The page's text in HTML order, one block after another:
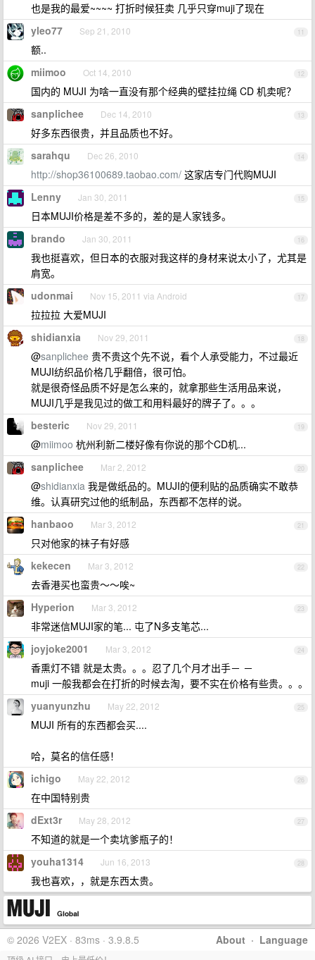
也是我的最爱~~~~ 打折时候狂卖 几乎只穿muji了现在
11
yleo77 Sep 21, 2010
额..
12
miimoo Oct 14, 2010
国内的 MUJI 为啥一直没有那个经典的壁挂拉绳 CD 机卖呢？
13
sanplichee Dec 14, 2010
好多东西很贵，并且品质也不好。
14
sarahqu Dec 26, 2010
http://shop36100689.taobao.com/ 这家店专门代购MUJI
15
Lenny Jan 30, 2011
日本MUJI价格是差不多的，差的是人家钱多。
16
brando Jan 30, 2011
我也挺喜欢，但日本的衣服对我这样的身材来说太小了，尤其是
肩宽。
17
udonmai Nov 15, 2011 via Android
拉拉拉 大爱MUJI
18
shidianxia Nov 29, 2011
@sanplichee 贵不贵这个先不说，看个人承受能力，不过最近
MUJI纺织品价格几乎翻倍，很可怕。
就是很奇怪品质不好是怎么来的，就拿那些生活用品来说，
MUJI几乎是我见过的做工和用料最好的牌子了。。。
19
besteric Nov 29, 2011
@miimoo 杭州利新二楼好像有你说的那个CD机...
20
sanplichee Mar 2, 2012
@shidianxia 我是做纸品的。MUJI的便利贴的品质确实不敢恭
维。认真研究过他的纸制品，东西都不怎样的说。
21
hanbaoo Mar 3, 2012
只对他家的袜子有好感
22
kekecen Mar 3, 2012
去香港买也蛮贵～～唉~
23
Hyperion Mar 3, 2012
非常迷信MUJI家的笔... 屯了N多支笔芯...
24
joyjoke2001 Mar 3, 2012
香熏灯不错 就是太贵。。。忍了几个月才出手－ －
muji 一般我都会在打折的时候去淘，要不实在价格有些贵。。。
25
yuanyunzhu May 22, 2012
MUJI 所有的东西都会买....
哈，莫名的信任感！
26
ichigo May 22, 2012
在中国特别贵
27
dExt3r May 28, 2012
不知道的就是一个卖坑爹瓶子的！
28
youha1314 Jun 16, 2013
我也喜欢，，就是东西太贵。
About · Language
© 2026 V2EX · 83ms · 3.9.8.5